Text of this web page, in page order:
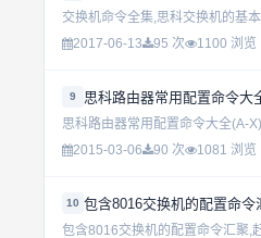
交换机命令全集,思科交换机的基
2017-06-13
95 次 1100 浏览
9 思科路由器常用配置命令大
思科路由器常用配置命令大全(A-
2015-03-06
90 次 1081 浏览
10 包含8016交换机的配置命令
包含8016交换机的配置命令汇聚,